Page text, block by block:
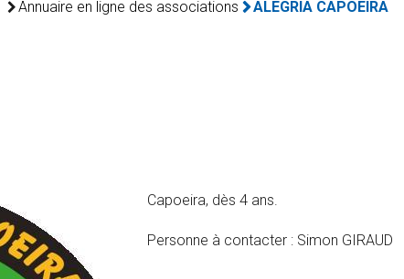
Annuaire en ligne des associations
ALEGRIA CAPOEIRA
Capoeira, dès 4 ans.
Personne à contacter : Simon GIRAUD